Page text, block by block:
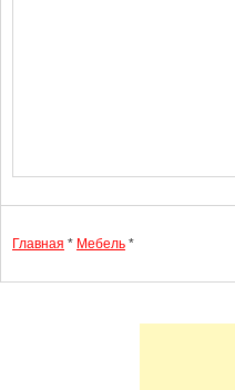
Главная * Мебель *